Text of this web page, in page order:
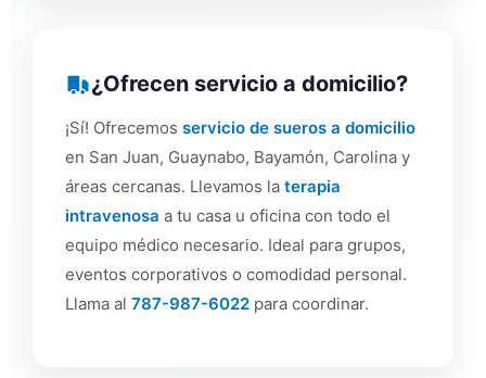
¿Ofrecen servicio a domicilio?
¡Sí! Ofrecemos servicio de sueros a domicilio
en San Juan, Guaynabo, Bayamón, Carolina y
áreas cercanas. Llevamos la terapia
intravenosa a tu casa u oficina con todo el
equipo médico necesario. Ideal para grupos,
eventos corporativos o comodidad personal.
Llama al 787-987-6022 para coordinar.